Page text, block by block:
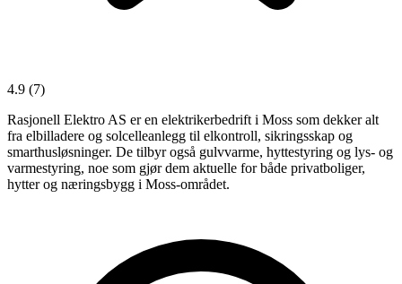
4.9 (7)
Rasjonell Elektro AS er en elektrikerbedrift i Moss som dekker alt
fra elbilladere og solcelleanlegg til elkontroll, sikringsskap og
smarthusløsninger. De tilbyr også gulvvarme, hyttestyring og lys- og
varmestyring, noe som gjør dem aktuelle for både privatboliger,
hytter og næringsbygg i Moss-området.